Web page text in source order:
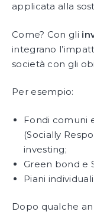
applicata alla
Come? Con gli
integrano
società con gli
Per esempio:
Fondi comuni
(Socially
investing;
Green bond e
Piani
Dopo qualche